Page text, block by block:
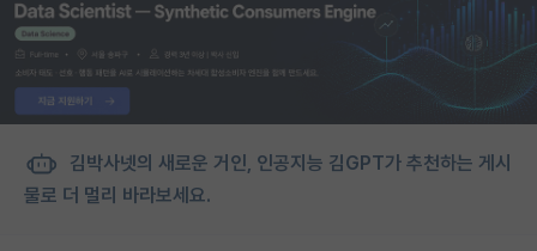
김박사넷의 새로운 거인, 인공지능 김GPT가 추천하는 게시
물로 더 멀리 바라보세요.